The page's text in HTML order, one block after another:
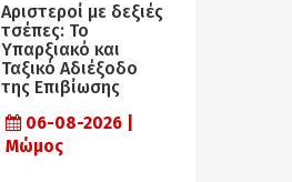
Αριστεροί με δεξιές
τσέπες: Το
Υπαρξιακό και
Ταξικό Αδιέξοδο
της Επιβίωσης
06-08-2026 |
Μώμος